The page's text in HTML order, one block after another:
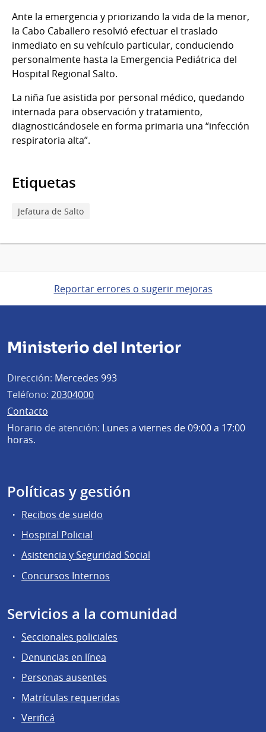
Ante la emergencia y priorizando la vida de la menor,
la Cabo Caballero resolvió efectuar el traslado
inmediato en su vehículo particular, conduciendo
personalmente hasta la Emergencia Pediátrica del
Hospital Regional Salto.
La niña fue asistida por personal médico, quedando
internada para observación y tratamiento,
diagnosticándosele en forma primaria una “infección
respiratoria alta”.
Etiquetas
Jefatura de Salto
Reportar errores o sugerir mejoras
Ministerio del Interior
Dirección: Mercedes 993
Teléfono: 20304000
Contacto
Horario de atención: Lunes a viernes de 09:00 a 17:00
horas.
Políticas y gestión
Recibos de sueldo
Hospital Policial
Asistencia y Seguridad Social
Concursos Internos
Servicios a la comunidad
Seccionales policiales
Denuncias en línea
Personas ausentes
Matrículas requeridas
Verificá